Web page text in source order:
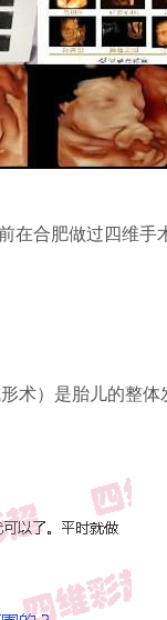
在合肥做过四维
术）是胎儿的整体